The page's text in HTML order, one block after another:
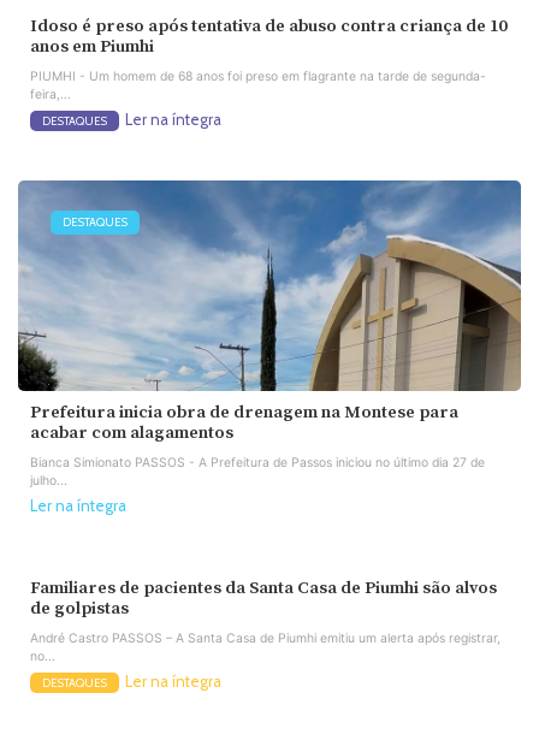
Idoso é preso após tentativa de abuso contra criança de 10
anos em Piumhi
PIUMHI - Um homem de 68 anos foi preso em flagrante na tarde de segunda-
feira,...
DESTAQUES Ler na íntegra
DESTAQUES
Prefeitura inicia obra de drenagem na Montese para
acabar com alagamentos
Bianca Simionato PASSOS - A Prefeitura de Passos iniciou no último dia 27 de
julho...
Ler na íntegra
Familiares de pacientes da Santa Casa de Piumhi são alvos
de golpistas
André Castro PASSOS – A Santa Casa de Piumhi emitiu um alerta após registrar,
no...
DESTAQUES Ler na íntegra